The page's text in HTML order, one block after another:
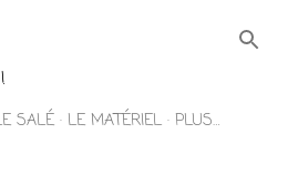
SALÉ LE MATÉRIEL PLUS…